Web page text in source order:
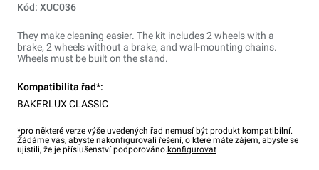
Kód: XUC036
They make cleaning easier. The kit includes 2 wheels with a
brake, 2 wheels without a brake, and wall-mounting chains.
Wheels must be built on the stand.
Kompatibilita řad*:
BAKERLUX CLASSIC
*pro některé verze výše uvedených řad nemusí být produkt kompatibilní.
Žádáme vás, abyste nakonfigurovali řešení, o které máte zájem, abyste se
ujistili, že je příslušenství podporováno.konfigurovat